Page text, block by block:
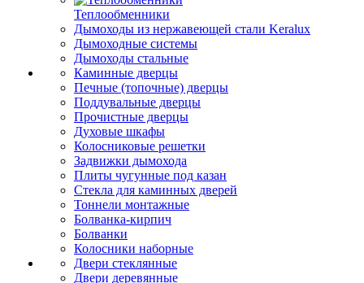
Теплообменники
Дымоходы из нержавеющей стали Keralux
Дымоходные системы
Дымоходы стальные
Каминные дверцы
Печные (топочные) дверцы
Поддувальные дверцы
Прочистные дверцы
Духовые шкафы
Колосниковые решетки
Задвижки дымохода
Плиты чугунные под казан
Стекла для каминных дверей
Тоннели монтажные
Болванка-кирпич
Болванки
Колосники наборные
Двери стеклянные
Двери деревянные